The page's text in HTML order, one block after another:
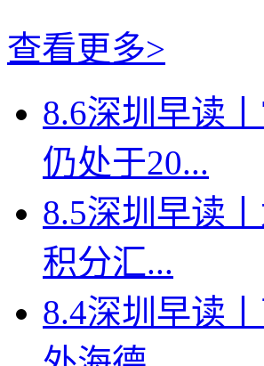
查看更多>
8.6深圳早读
仍处于20...
8.5深圳早读
积分汇...
8.4深圳早读